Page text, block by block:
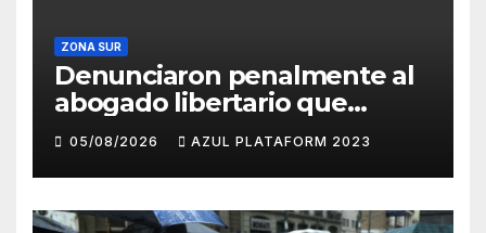
ZONA SUR
Denunciaron penalmente al
abogado libertario que
propuso tirar napalm sobre
el Gran Buenos Aires
05/08/2026 AZUL PLATAFORM 2023